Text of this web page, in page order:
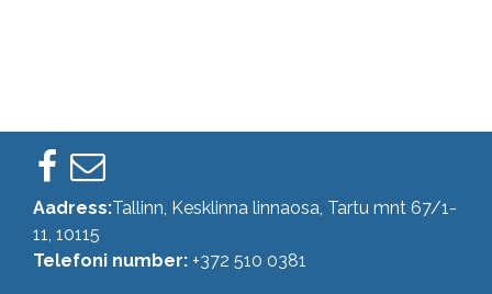
Aadress:Tallinn, Kesklinna linnaosa, Tartu mnt 67/1-
11, 10115
Telefoni number: +372 510 0381